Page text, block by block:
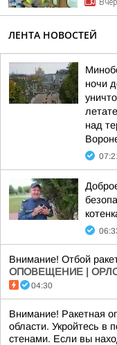
ЛЕНТА НОВОСТЕЙ
ночи
над
Внимание! Отбой
ОПОВЕЩЕНИЕ |
04:30
Внимание! Ракетная
области. Укройтесь в
стенами. Если вы